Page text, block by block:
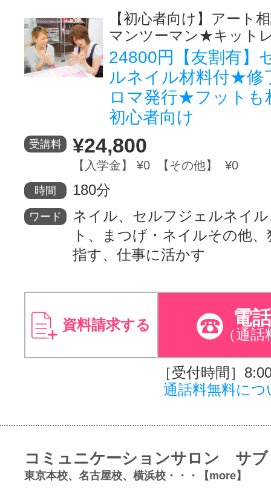
【初心者向け】アート
マンツーマン★キット
24800円【友割有】
ルネイル材料付★修
ロマ発行★フットも
初心者向け
受講料 ¥24,800
【入学金】 ¥0 【その他】 ¥0
時間 180分
ワード
ネイル、セルフジェルネイ
ト、まつげ・ネイルその他
指す、仕事に活かす
資料請求する 電
（通話
［受付時間］
通話料無料につ
コミュニケーションサロン サブ
東京本校、名古屋校、横浜校・・・【more】